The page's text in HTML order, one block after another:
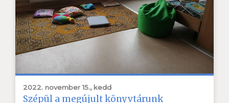
2022. november 15., kedd
Szépül a megújult könyvtárunk